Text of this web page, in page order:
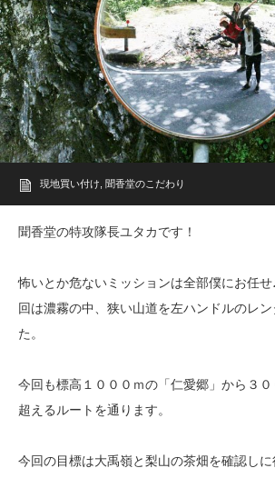
現地買い付け, 聞香堂のこだわり
聞香堂の特攻隊長ユタカです！
怖いとか危ないミッションは全部僕にお任せ
回は濃霧の中、 狭い山道を左ハンドルのレ
た。
今回も標高１０００ｍの「仁愛郷」から３
超えるルートを通ります。
今回の目標は大禹嶺と梨山の茶畑を確認し